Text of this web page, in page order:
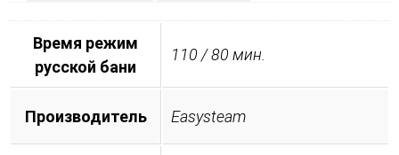
Время режим
русской бани
110 / 80 мин.
Производитель Easysteam